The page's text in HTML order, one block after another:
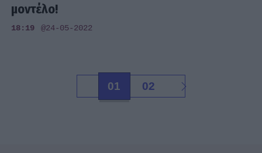
μοντέλο!
18:19 @24-05-2022
01 02